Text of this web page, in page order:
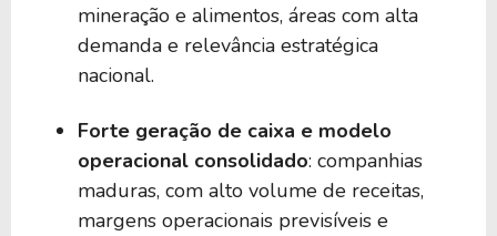
mineração e alimentos, áreas com alta
demanda e relevância estratégica
nacional.
Forte geração de caixa e modelo
operacional consolidado: companhias
maduras, com alto volume de receitas,
margens operacionais previsíveis e